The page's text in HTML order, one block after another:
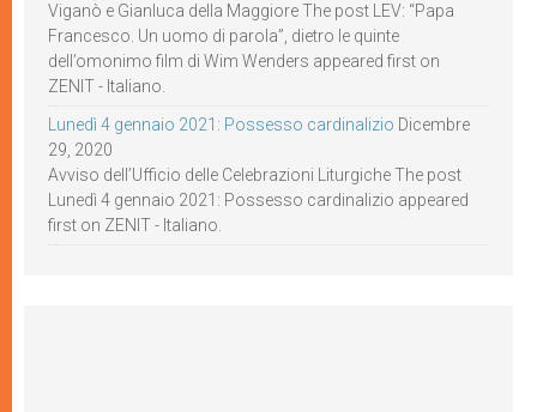
Viganò e Gianluca della Maggiore The post LEV: “Papa
Francesco. Un uomo di parola”, dietro le quinte
dell’omonimo film di Wim Wenders appeared first on
ZENIT - Italiano.
Lunedì 4 gennaio 2021: Possesso cardinalizio Dicembre
29, 2020
Avviso dell’Ufficio delle Celebrazioni Liturgiche The post
Lunedì 4 gennaio 2021: Possesso cardinalizio appeared
first on ZENIT - Italiano.